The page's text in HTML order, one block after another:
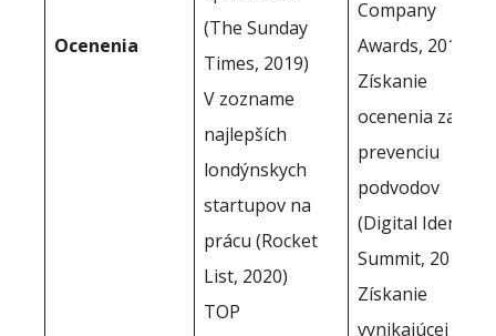
Ocenenia
(The Sunday
Times, 2019)
V zozname
najlepších
londýnskych
startupov na
prácu (Rocket
List, 2020)
TOP
Company
Awards, 2013)
Získanie
ocenenia za
prevenciu
podvodov
(Digital Identity
Summit, 2016)
Získanie
vynikajúcej